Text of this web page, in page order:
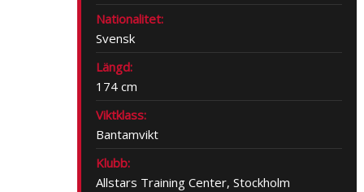
Nationalitet:
Svensk
Längd:
174 cm
Viktklass:
Bantamvikt
Klubb:
Allstars Training Center, Stockholm